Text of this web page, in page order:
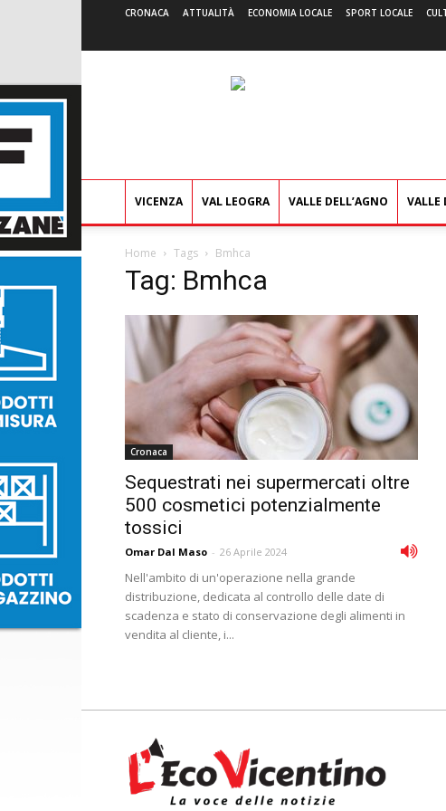
CRONACA ATTUALITÀ ECONOMIA LOCALE SPORT LOCALE
VICENZA VAL LEOGRA VALLE DELL’AGNO VALLE
Home Tags Bmhca
Tag: Bmhca
Cronaca
Sequestrati nei supermercati oltre
500 cosmetici potenzialmente
tossici
Omar Dal Maso - 26 Aprile 2024
Nell'ambito di un'operazione nella grande
distribuzione, dedicata al controllo delle date di
scadenza e stato di conservazione degli alimenti in
vendita al cliente, i...